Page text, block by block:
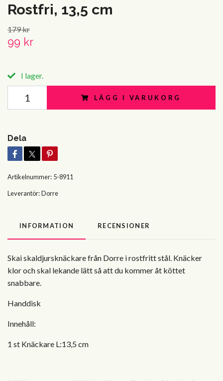
Rostfri, 13,5 cm
179 kr
99 kr
I lager.
LÄGG I VARUKORG
Dela
Artikelnummer: 5-8911
Leverantör:Dorre
INFORMATION RECENSIONER
Skai skaldjursknäckare från Dorre i rostfritt stål. Knäcker
klor och skal lekande lätt så att du kommer åt köttet
snabbare.
Handdisk
Innehåll:
1 st Knäckare L:13,5 cm